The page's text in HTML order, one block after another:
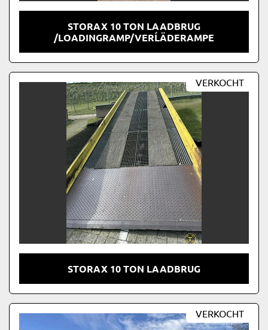
STORAX 10 TON LAADBRUG
/LOADINGRAMP/VERĹÄDERAMPE
VERKOCHT
STORAX 10 TON LAADBRUG
VERKOCHT